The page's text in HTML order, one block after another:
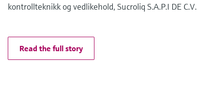
kontrollteknikk og vedlikehold, Sucroliq S.A.P.I DE C.V.
Read the full story